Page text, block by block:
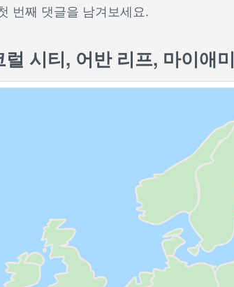
번째 댓글을 남겨보세요.
시티, 어반 리프, 마이애미